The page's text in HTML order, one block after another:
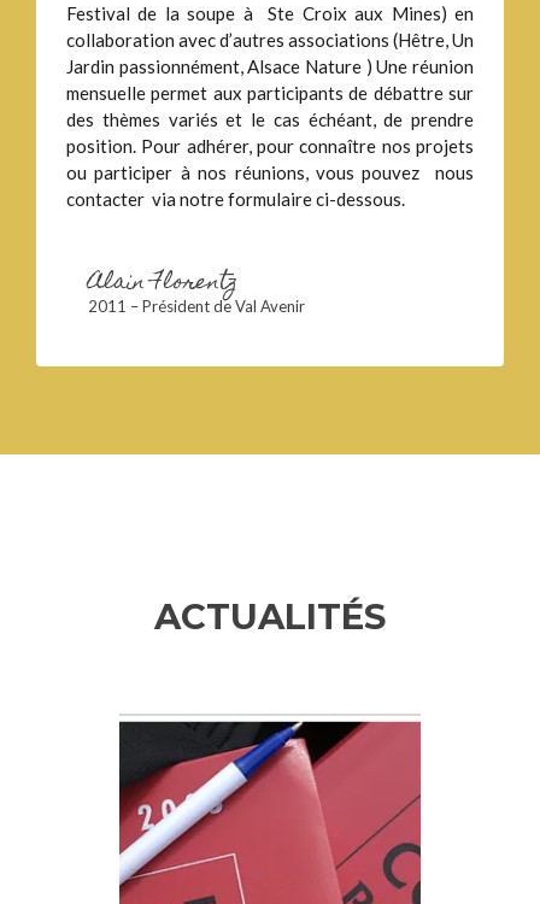
Festival de la soupe à Ste Croix aux Mines) en
collaboration avec d’autres associations (Hêtre, Un
Jardin passionnément, Alsace Nature ) Une réunion
mensuelle permet aux participants de débattre sur
des thèmes variés et le cas échéant, de prendre
position. Pour adhérer, pour connaître nos projets
ou participer à nos réunions, vous pouvez nous
contacter via notre formulaire ci-dessous.
Alain Florentz
2011 – Président de Val Avenir
ACTUALITÉS
Previous